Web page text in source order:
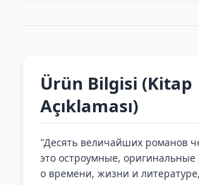
Ürün Bilgisi (Kitap
Açıklaması)
"Десять величайших романов
это остроумные,
о времени, жизни и литературе,